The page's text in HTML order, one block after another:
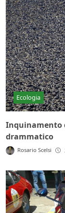
Ecologia
Inquinamento
drammatico
Rosario Scelsi